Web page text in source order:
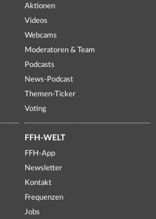
Aktionen
Videos
Webcams
Moderatoren & Team
Podcasts
News-Podcast
Themen-Ticker
Voting
FFH-WELT
FFH-App
Newsletter
Kontakt
Frequenzen
Jobs